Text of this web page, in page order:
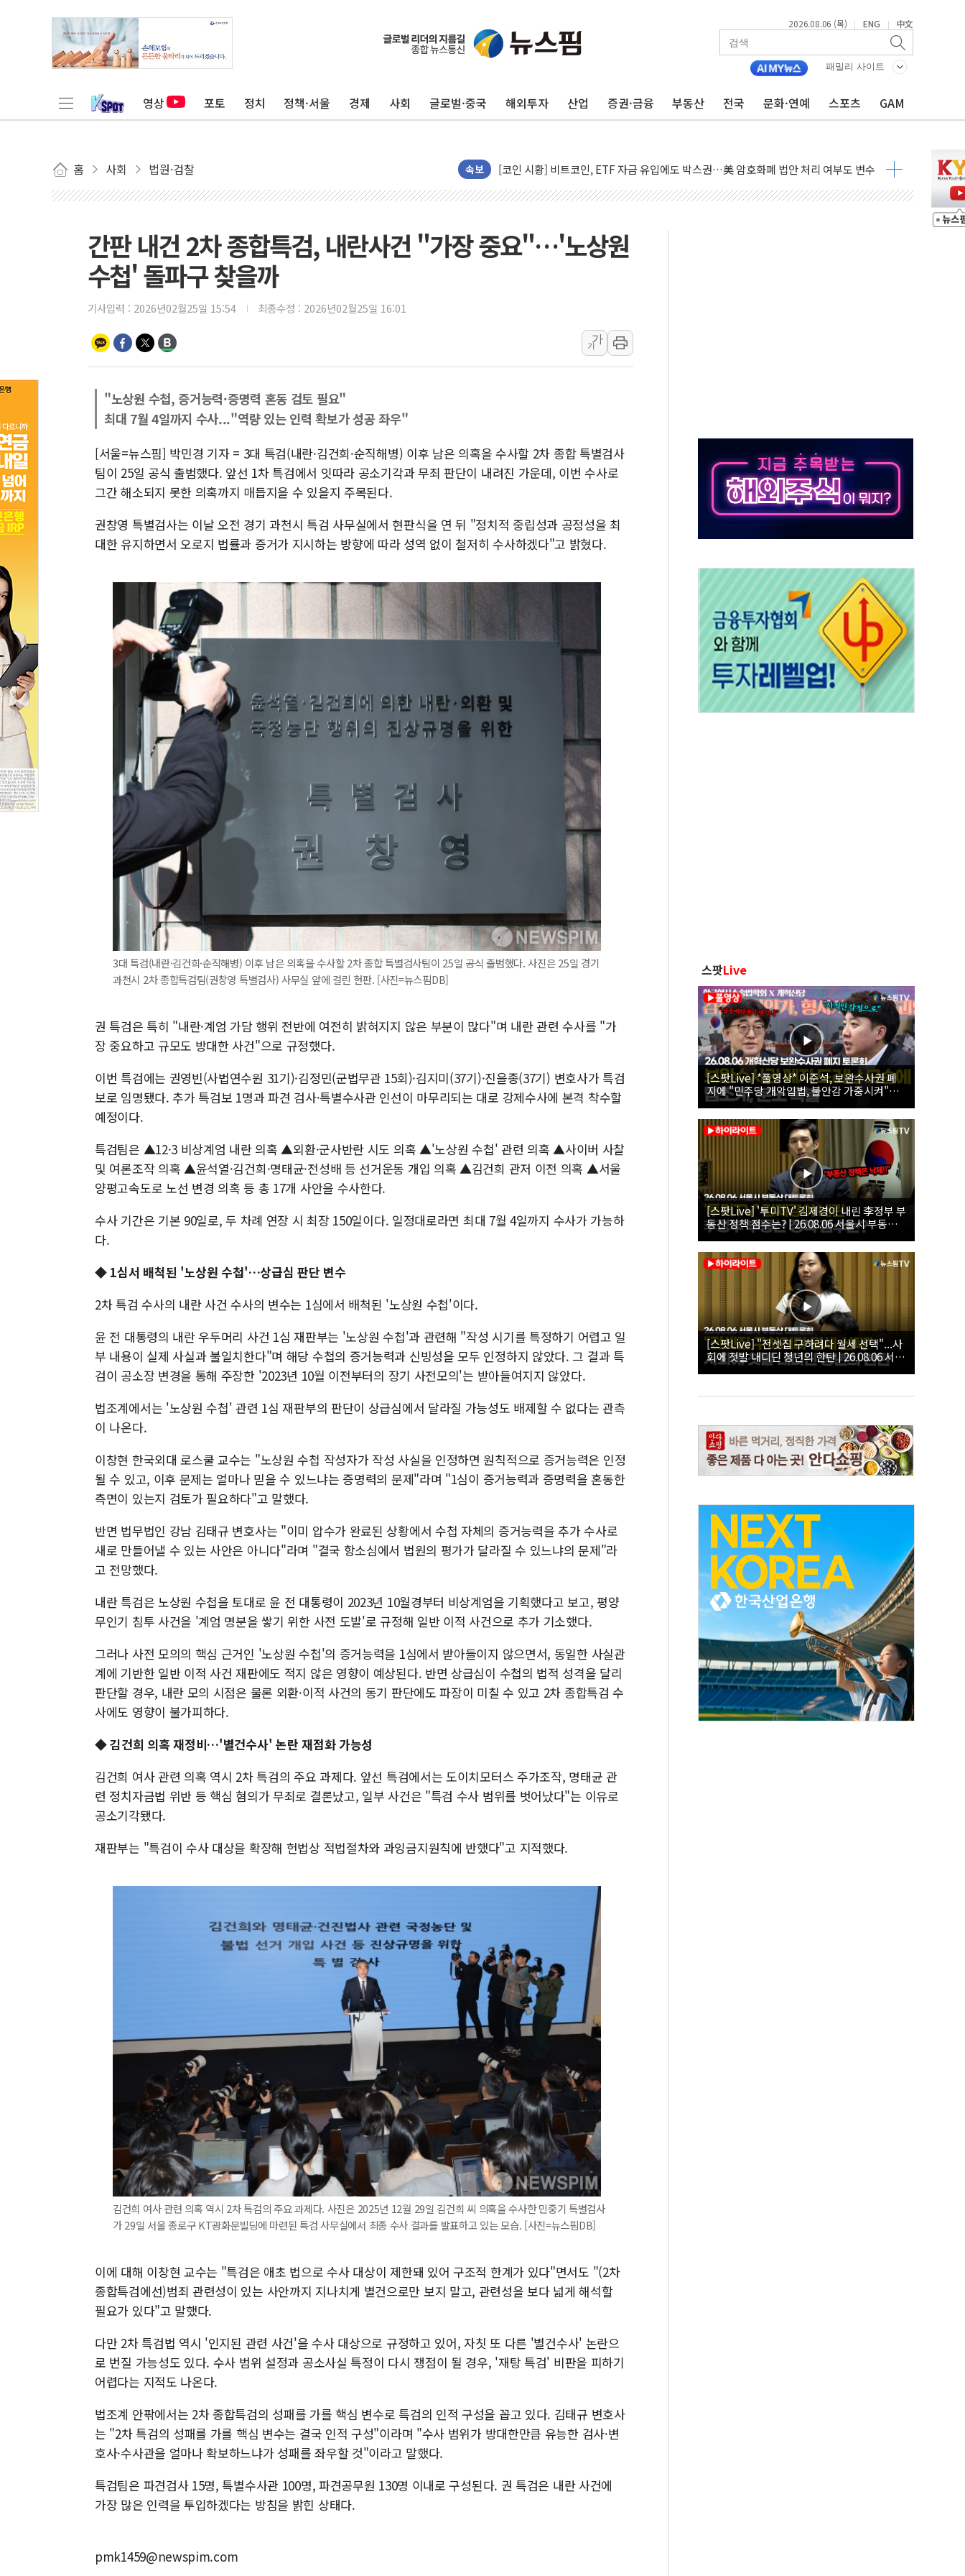
2026.08.06 (목) | ENG | 中文
패밀리 사이트
영상 포토 정치 정책·서울 경제 사회 글로벌·중국 해외투자 산업 증권·금융 부동산 전국 문화·연예 스포츠 GAM
홈 사회 법원·검찰 속보
해군과 함께하는 '불금전파, 송정' 시즌2
[코인 시황] 비트코인, ETF 자금 유입에도 박스권…美 암호화폐 법안 처리 여부도 변수
[르포] 39도 폭염 속 잠실 개표소 시위 '62일째'..."대부분 여기서 상주"
빚투·레버리지 줄었지만, 반도체 두 종목에 코스피 '휘청'
양주 가전제품 창고서 화재…차량 3대·건물 1동 전소
성폭력 피해자 보호단체, 경찰수사개혁위에 보완수사권 폐지 우려 전달
우크라, 러 탄도미사일 공격에 속수무책… 패트리엇 미사일 지원, 작년의 3분의 1
제천 바이오밸리 공장 옥상서 불…30여분 만에 진화
개혁신당 "민주, '盧 수사' 악연으로 형사사법 틀 바꿔…국민 불안감 가중"
CJ온스타일, 2분기 영업익 260억원…전년 比 21.2%↑
AI 연산은 포항, 전력 저장은 영광…지역펀드 9·10호 확정
[속보] 북, 동해상으로 미상 발사체 발사
간판 내건 2차 종합특검, 내란사건 "가장 중요"…'노상원
수첩' 돌파구 찾을까
기사입력 : 2026년02월25일 15:54 최종수정 : 2026년02월25일 16:01
가
가
"노상원 수첩, 증거능력·증명력 혼동 검토 필요"
최대 7월 4일까지 수사..."역량 있는 인력 확보가 성공 좌우"
[서울=뉴스핌] 박민경 기자 = 3대 특검(내란·김건희·순직해병) 이후 남은 의혹을 수사할 2차 종합 특별검사
팀이 25일 공식 출범했다. 앞선 1차 특검에서 잇따라 공소기각과 무죄 판단이 내려진 가운데, 이번 수사로
그간 해소되지 못한 의혹까지 매듭지을 수 있을지 주목된다.
권창영 특별검사는 이날 오전 경기 과천시 특검 사무실에서 현판식을 연 뒤 "정치적 중립성과 공정성을 최
대한 유지하면서 오로지 법률과 증거가 지시하는 방향에 따라 성역 없이 철저히 수사하겠다"고 밝혔다.
3대 특검(내란·김건희·순직해병) 이후 남은 의혹을 수사할 2차 종합 특별검사팀이 25일 공식 출범했다. 사진은 25일 경기
과천시 2차 종합특검팀(권창영 특별검사) 사무실 앞에 걸린 현판. [사진=뉴스핌DB]
권 특검은 특히 "내란·계엄 가담 행위 전반에 여전히 밝혀지지 않은 부분이 많다"며 내란 관련 수사를 "가
장 중요하고 규모도 방대한 사건"으로 규정했다.
이번 특검에는 권영빈(사법연수원 31기)·김정민(군법무관 15회)·김지미(37기)·진을종(37기) 변호사가 특검
보로 임명됐다. 추가 특검보 1명과 파견 검사·특별수사관 인선이 마무리되는 대로 강제수사에 본격 착수할
예정이다.
특검팀은 ▲12·3 비상계엄 내란 의혹 ▲외환·군사반란 시도 의혹 ▲'노상원 수첩' 관련 의혹 ▲사이버 사찰
및 여론조작 의혹 ▲윤석열·김건희·명태균·전성배 등 선거운동 개입 의혹 ▲김건희 관저 이전 의혹 ▲서울
양평고속도로 노선 변경 의혹 등 총 17개 사안을 수사한다.
수사 기간은 기본 90일로, 두 차례 연장 시 최장 150일이다. 일정대로라면 최대 7월 4일까지 수사가 가능하
다.
◆ 1심서 배척된 '노상원 수첩'…상급심 판단 변수
2차 특검 수사의 내란 사건 수사의 변수는 1심에서 배척된 '노상원 수첩'이다.
윤 전 대통령의 내란 우두머리 사건 1심 재판부는 '노상원 수첩'과 관련해 "작성 시기를 특정하기 어렵고 일
부 내용이 실제 사실과 불일치한다"며 해당 수첩의 증거능력과 신빙성을 모두 인정하지 않았다. 그 결과 특
검이 공소장 변경을 통해 주장한 '2023년 10월 이전부터의 장기 사전모의'는 받아들여지지 않았다.
법조계에서는 '노상원 수첩' 관련 1심 재판부의 판단이 상급심에서 달라질 가능성도 배제할 수 없다는 관측
이 나온다.
이창현 한국외대 로스쿨 교수는 "노상원 수첩 작성자가 작성 사실을 인정하면 원칙적으로 증거능력은 인정
될 수 있고, 이후 문제는 얼마나 믿을 수 있느냐는 증명력의 문제"라며 "1심이 증거능력과 증명력을 혼동한
측면이 있는지 검토가 필요하다"고 말했다.
반면 법무법인 강남 김태규 변호사는 "이미 압수가 완료된 상황에서 수첩 자체의 증거능력을 추가 수사로
새로 만들어낼 수 있는 사안은 아니다"라며 "결국 항소심에서 법원의 평가가 달라질 수 있느냐의 문제"라
고 전망했다.
내란 특검은 노상원 수첩을 토대로 윤 전 대통령이 2023년 10월경부터 비상계엄을 기획했다고 보고, 평양
무인기 침투 사건을 '계엄 명분을 쌓기 위한 사전 도발'로 규정해 일반 이적 사건으로 추가 기소했다.
그러나 사전 모의의 핵심 근거인 '노상원 수첩'의 증거능력을 1심에서 받아들이지 않으면서, 동일한 사실관
계에 기반한 일반 이적 사건 재판에도 적지 않은 영향이 예상된다. 반면 상급심이 수첩의 법적 성격을 달리
판단할 경우, 내란 모의 시점은 물론 외환·이적 사건의 동기 판단에도 파장이 미칠 수 있고 2차 종합특검 수
사에도 영향이 불가피하다.
◆ 김건희 의혹 재정비…'별건수사' 논란 재점화 가능성
김건희 여사 관련 의혹 역시 2차 특검의 주요 과제다. 앞선 특검에서는 도이치모터스 주가조작, 명태균 관
련 정치자금법 위반 등 핵심 혐의가 무죄로 결론났고, 일부 사건은 "특검 수사 범위를 벗어났다"는 이유로
공소기각됐다.
재판부는 "특검이 수사 대상을 확장해 헌법상 적법절차와 과잉금지원칙에 반했다"고 지적했다.
김건희 여사 관련 의혹 역시 2차 특검의 주요 과제다. 사진은 2025년 12월 29일 김건희 씨 의혹을 수사한 민중기 특별검사
가 29일 서울 종로구 KT광화문빌딩에 마련된 특검 사무실에서 최종 수사 결과를 발표하고 있는 모습. [사진=뉴스핌DB]
이에 대해 이창현 교수는 "특검은 애초 법으로 수사 대상이 제한돼 있어 구조적 한계가 있다"면서도 "(2차
종합특검에선)범죄 관련성이 있는 사안까지 지나치게 별건으로만 보지 말고, 관련성을 보다 넓게 해석할
필요가 있다"고 말했다.
다만 2차 특검법 역시 '인지된 관련 사건'을 수사 대상으로 규정하고 있어, 자칫 또 다른 '별건수사' 논란으
로 번질 가능성도 있다. 수사 범위 설정과 공소사실 특정이 다시 쟁점이 될 경우, '재탕 특검' 비판을 피하기
어렵다는 지적도 나온다.
법조계 안팎에서는 2차 종합특검의 성패를 가를 핵심 변수로 특검의 인적 구성을 꼽고 있다. 김태규 변호사
는 "2차 특검의 성패를 가를 핵심 변수는 결국 인적 구성"이라며 "수사 범위가 방대한만큼 유능한 검사·변
호사·수사관을 얼마나 확보하느냐가 성패를 좌우할 것"이라고 말했다.
특검팀은 파견검사 15명, 특별수사관 100명, 파견공무원 130명 이내로 구성된다. 권 특검은 내란 사건에
가장 많은 인력을 투입하겠다는 방침을 밝힌 상태다.
pmk1459@newspim.com
스팟Live
[스팟Live] *풀영상* 이준석, 보완수사권 폐
지에 "민주당 개악입법, 불안감 가중시켜"｜
26.08.06 개혁신당 보완수사권 폐지 토론회
[스팟Live] '투미TV' 김제경이 내린 李정부 부
동산 정책 점수는? | 26.08.06 서울시 부동산
대토론회
[스팟Live] "전셋집 구하려다 월세 선택"...사
회에 첫발 내디딘 청년의 한탄 | 26.08.06 서울
시 부동산 대토론회